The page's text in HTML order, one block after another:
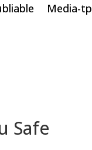
Media-tp
Safe